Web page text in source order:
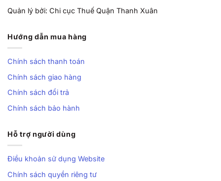
Quản lý bởi: Chi cục Thuế Quận Thanh Xuân
Hướng dẫn mua hàng
Chính sách thanh toán
Chính sách giao hàng
Chính sách đổi trả
Chính sách bảo hành
Hỗ trợ người dùng
Điều khoản sử dụng Website
Chính sách quyền riêng tư